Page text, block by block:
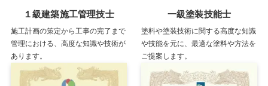
１級建築施工管理技士
施工計画の策定から工事の完了まで
管理における、高度な知識や技術が
あります。
一級塗装技能士
塗料や塗装技術に関する高度な知識
や技能を元に、最適な塗料や方法を
ご提案します。